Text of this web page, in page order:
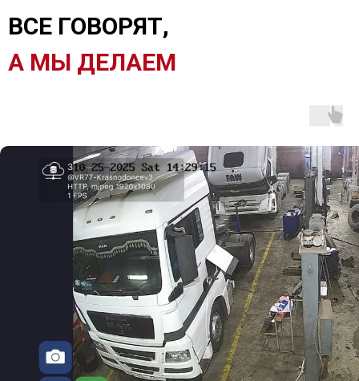
А МЫ ДЕЛАЕМ
ВСЕ ГОВОРЯТ,